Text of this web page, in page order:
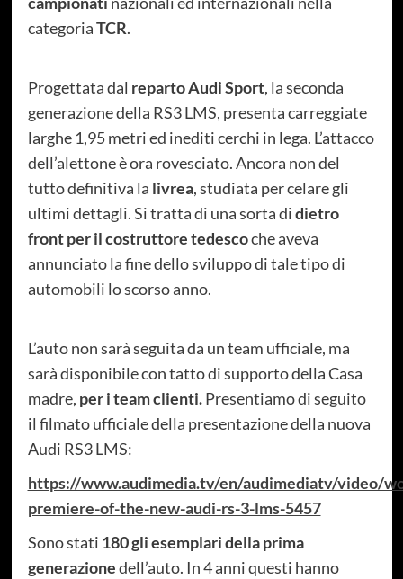
categoriaTCR.
Progettata dal reparto Audi Sport, la seconda
generazione della RS3 LMS, presenta carreggiate
larghe 1,95 metri ed inediti cerchi in lega. L’attacco
dell’alettone è ora rovesciato. Ancora non del
tutto definitiva la livrea, studiata per celare gli
ultimi dettagli. Si tratta di una sorta didietro
front per il costruttore tedescoche aveva
annunciato la fine dello sviluppo di tale tipo di
automobili lo scorso anno.
L’auto non sarà seguita da un team ufficiale, ma
sarà disponibile con tatto di supporto della Casa
madre, per i team clienti.Presentiamo di seguito
il filmato ufficiale della presentazione della nuova
Audi RS3 LMS:
https://www.audimedia.tv/en/audimediatv/video/
premiere-of-the-new-audi-rs-3-lms-5457
Sono stati 180 gli esemplari della prima
generazionedell’auto. In 4 anni questi hanno